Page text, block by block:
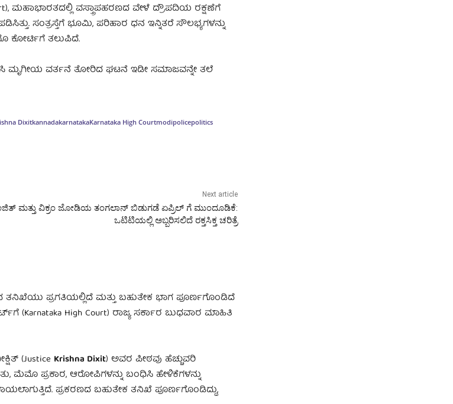
ಮಹಾಭಾರತದಲ್ಲಿ ವಸ್ತ್ರಾಪಹರಣದ ವೇಳೆ ದ್ರೌಪದಿಯ ರಕ್ಷಣೆಗೆ
ಸಂತ್ರಸ್ತೆಗೆ ಭೂಮಿ, ಪರಿಹಾರ ಧನ ಇನ್ನಿತರೆ ಸೌಲಭ್ಯಗಳನ್ನು
ಕೋರ್ಟಿಗೆ ತಲುಪಿದೆ.
ಮೃಗೀಯ ವರ್ತನೆ ತೋರಿದ ಘಟನೆ ಇಡೀ ಸಮಾಜವನ್ನೇ ತಲೆ
DixitkannadakarnatakaKarnataka High Courtmodipolicepolitics
Next article
ಮತ್ತು ವಿಕ್ರಂ ಜೋಡಿಯ ತಂಗಲಾನ್ ಬಿಡುಗಡೆ ಏಪ್ರಿಲ್ ಗೆ ಮುಂದೂಡಿಕೆ:
ಒಟಿಟಿಯಲ್ಲಿ ಅಬ್ಬರಿಸಲಿದೆ ರಕ್ತಸಿಕ್ತ ಚರಿತ್ರೆ
ತನಿಖೆಯು ಪ್ರಗತಿಯಲ್ಲಿದೆ ಮತ್ತು ಬಹುತೇಕ ಭಾಗ ಪೂರ್ಣಗೊಂಡಿದೆ
High Court) ರಾಜ್ಯ ಸರ್ಕಾರ ಬುಧವಾರ ಮಾಹಿತಿ
(Justice Krishna Dixit) ಅವರ ಪೀಠವು ಹೆಚ್ಚುವರಿ
ಮೆಮೊ ಪ್ರಕಾರ, ಆರೋಪಿಗಳನ್ನು ಬಂಧಿಸಿ ಹೇಳಿಕೆಗಳನ್ನು
ಪ್ರಕರಣದ ಬಹುತೇಕ ತನಿಖೆ ಪೂರ್ಣಗೊಂಡಿದ್ದು,